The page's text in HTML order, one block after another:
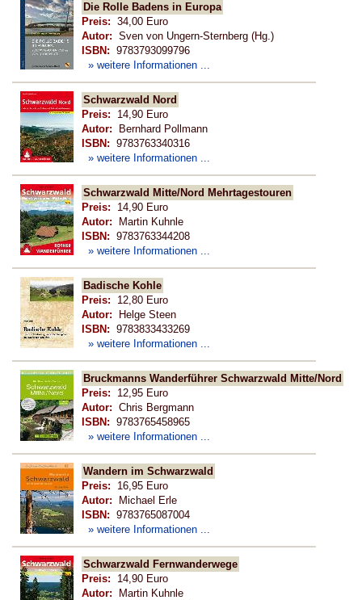
Die Rolle Badens in Europa
Preis: 34,00 Euro
Autor: Sven von Ungern-Sternberg (Hg.)
ISBN: 9783793099796
» weitere Informationen ...
Schwarzwald Nord
Preis: 14,90 Euro
Autor: Bernhard Pollmann
ISBN: 9783763340316
» weitere Informationen ...
Schwarzwald Mitte/Nord Mehrtagestouren
Preis: 14,90 Euro
Autor: Martin Kuhnle
ISBN: 9783763344208
» weitere Informationen ...
Badische Kohle
Preis: 12,80 Euro
Autor: Helge Steen
ISBN: 9783833433269
» weitere Informationen ...
Bruckmanns Wanderführer Schwarzwald Mitte/Nord
Preis: 12,95 Euro
Autor: Chris Bergmann
ISBN: 9783765458965
» weitere Informationen ...
Wandern im Schwarzwald
Preis: 16,95 Euro
Autor: Michael Erle
ISBN: 9783765087004
» weitere Informationen ...
Schwarzwald Fernwanderwege
Preis: 14,90 Euro
Autor: Martin Kuhnle